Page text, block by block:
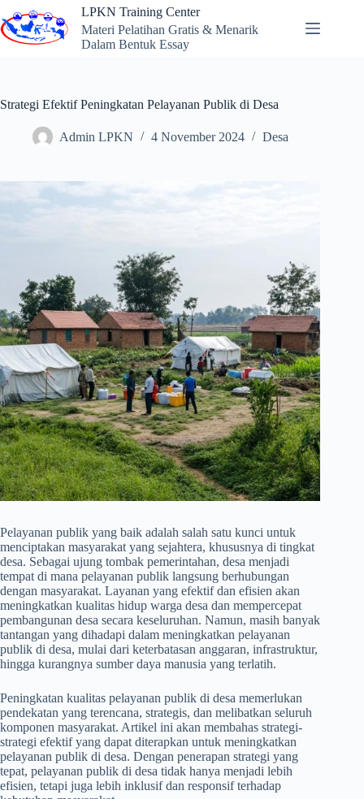
to
content
LPKN Training Center
Materi Pelatihan Gratis & Menarik
Dalam Bentuk Essay
Strategi Efektif Peningkatan Pelayanan Publik di Desa
Admin LPKN 4 November 2024 Desa
Pelayanan publik yang baik adalah salah satu kunci untuk
menciptakan masyarakat yang sejahtera, khususnya di tingkat
desa. Sebagai ujung tombak pemerintahan, desa menjadi
tempat di mana pelayanan publik langsung berhubungan
dengan masyarakat. Layanan yang efektif dan efisien akan
meningkatkan kualitas hidup warga desa dan mempercepat
pembangunan desa secara keseluruhan. Namun, masih banyak
tantangan yang dihadapi dalam meningkatkan pelayanan
publik di desa, mulai dari keterbatasan anggaran, infrastruktur,
hingga kurangnya sumber daya manusia yang terlatih.
Peningkatan kualitas pelayanan publik di desa memerlukan
pendekatan yang terencana, strategis, dan melibatkan seluruh
komponen masyarakat. Artikel ini akan membahas strategi-
strategi efektif yang dapat diterapkan untuk meningkatkan
pelayanan publik di desa. Dengan penerapan strategi yang
tepat, pelayanan publik di desa tidak hanya menjadi lebih
efisien, tetapi juga lebih inklusif dan responsif terhadap